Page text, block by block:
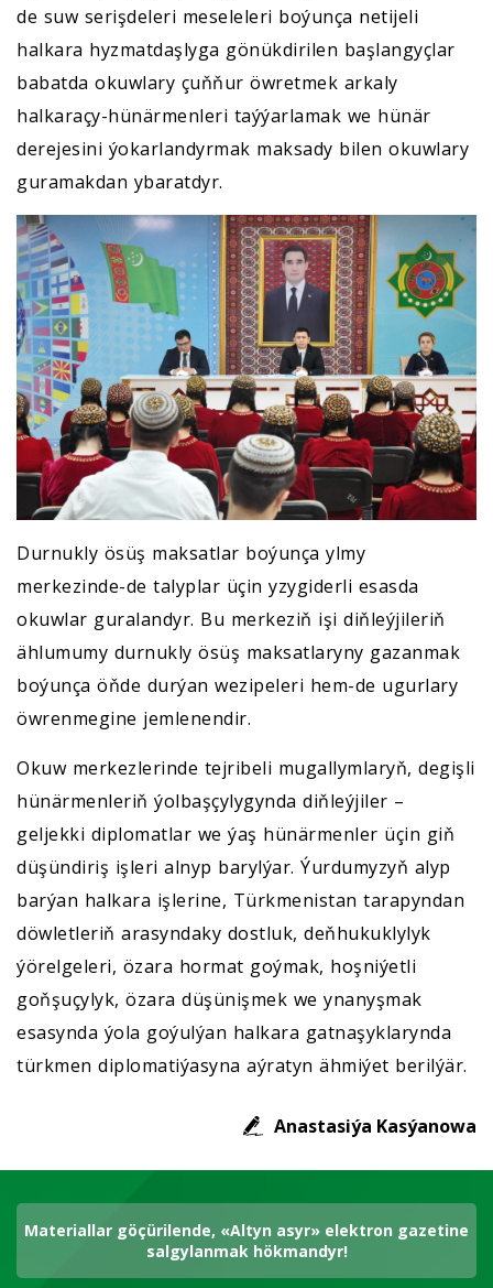
de suw serişdeleri meseleleri boýunça netijeli
halkara hyzmatdaşlyga gönükdirilen başlangyçlar
babatda okuwlary çuňňur öwretmek arkaly
halkaraçy-hünärmenleri taýýarlamak we hünär
derejesini ýokarlandyrmak maksady bilen okuwlary
guramakdan ybaratdyr.
Durnukly ösüş maksatlar boýunça ylmy
merkezinde-de talyplar üçin yzygiderli esasda
okuwlar guralandyr. Bu merkeziň işi diňleýjileriň
ählumumy durnukly ösüş maksatlaryny gazanmak
boýunça öňde durýan wezipeleri hem-de ugurlary
öwrenmegine jemlenendir.
Okuw merkezlerinde tejribeli mugallymlaryň, degişli
hünärmenleriň ýolbaşçylygynda diňleýjiler –
geljekki diplomatlar we ýaş hünärmenler üçin giň
düşündiriş işleri alnyp barylýar. Ýurdumyzyň alyp
barýan halkara işlerine, Türkmenistan tarapyndan
döwletleriň arasyndaky dostluk, deňhukuklylyk
ýörelgeleri, özara hormat goýmak, hoşniýetli
goňşuçylyk, özara düşünişmek we ynanyşmak
esasynda ýola goýulýan halkara gatnaşyklarynda
türkmen diplomatiýasyna aýratyn ähmiýet berilýär.
Anastasiýa Kasýanowa
Materiallar göçürilende, «Altyn asyr» elektron gazetine
salgylanmak hökmandyr!